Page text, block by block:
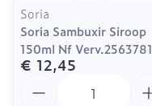
Soria
Soria Sambuxir Siroop
150ml Nf Verv.2563781
€ 12,45